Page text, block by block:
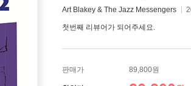
Art Blakey & The Jazz Messengers
첫번째 리뷰어가 되어주세요.
판매가 89,800원